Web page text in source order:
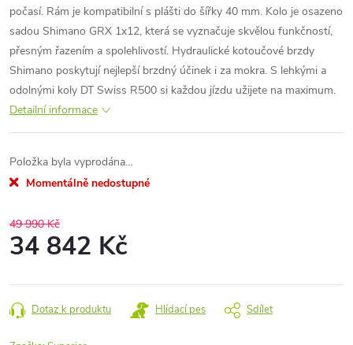
počasí. Rám je kompatibilní s plášti do šířky 40 mm. Kolo je osazeno
sadou Shimano GRX 1x12, která se vyznačuje skvělou funkčností,
přesným řazením a spolehlivostí. Hydraulické kotoučové brzdy
Shimano poskytují nejlepší brzdný účinek i za mokra. S lehkými a
odolnými koly DT Swiss R500 si každou jízdu užijete na maximum.
Detailní informace
Položka byla vyprodána…
Momentálně nedostupné
49 990 Kč
34 842 Kč
cena:
Dotaz k produktu Hlídací pes Sdílet